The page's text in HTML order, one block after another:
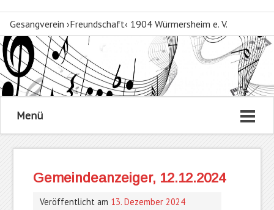
Gesangverein ›Freundschaft‹ 1904 Würmersheim e. V.
Menü
Gemeindeanzeiger, 12.12.2024
Veröffentlicht am 13. Dezember 2024